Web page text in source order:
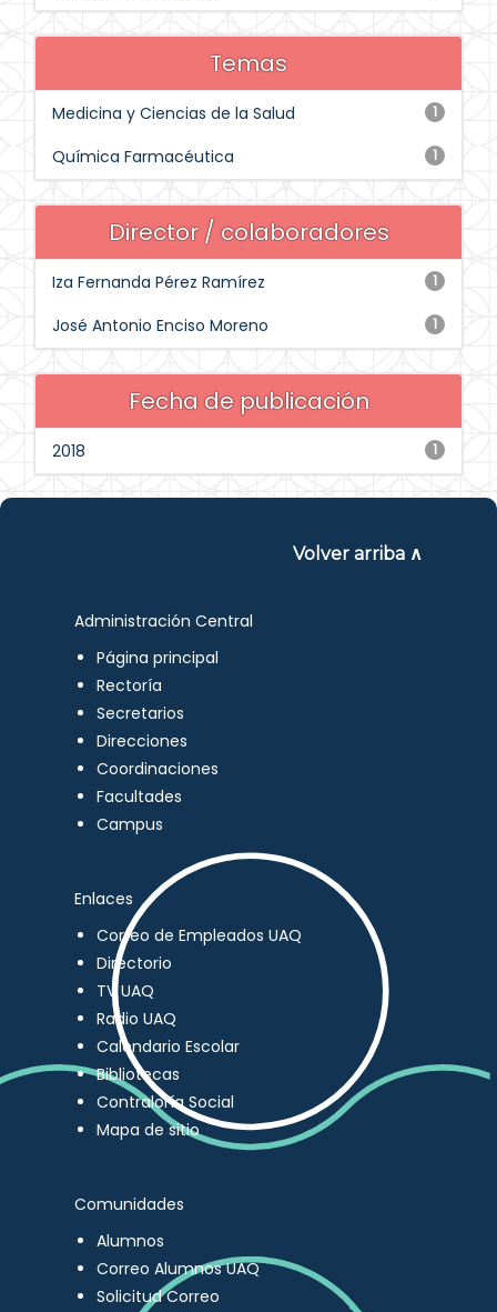
Temas
1
Medicina y Ciencias de la Salud
1
Química Farmacéutica
Director / colaboradores
1
Iza Fernanda Pérez Ramírez
1
José Antonio Enciso Moreno
Fecha de publicación
1
2018
Volver arriba ∧
Administración Central
Página principal
Rectoría
Secretarios
Direcciones
Coordinaciones
Facultades
Campus
Enlaces
Correo de Empleados UAQ
Directorio
TV UAQ
Radio UAQ
Calendario Escolar
Bibliotecas
Contraloría Social
Mapa de sitio
Comunidades
Alumnos
Correo Alumnos UAQ
Solicitud Correo